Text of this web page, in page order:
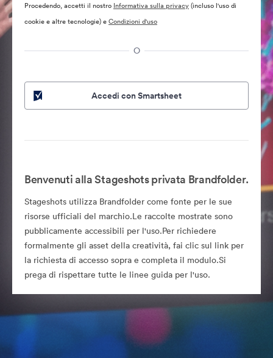
Procedendo, accetti il nostro Informativa sulla privacy(incluso l'uso di
cookie e altre tecnologie) eCondizioni d'uso
O
Accedi con Smartsheet
Benvenuti alla Stageshots privata Brandfolder.
Stageshots utilizza Brandfolder come fonte per le sue
risorse ufficiali del marchio.Le raccolte mostrate sono
pubblicamente accessibili per l'uso.Per richiedere
formalmente gli asset della creatività, fai clic sul link per
la richiesta di accesso sopra e completa il modulo.Si
prega di rispettare tutte le linee guida per l'uso.